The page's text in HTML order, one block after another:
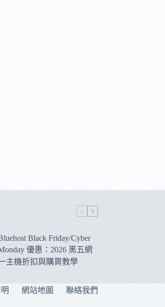
Black Friday/Cyber
優惠：2026 黑五網
主機折扣與購買教學
網站地圖
聯絡我們